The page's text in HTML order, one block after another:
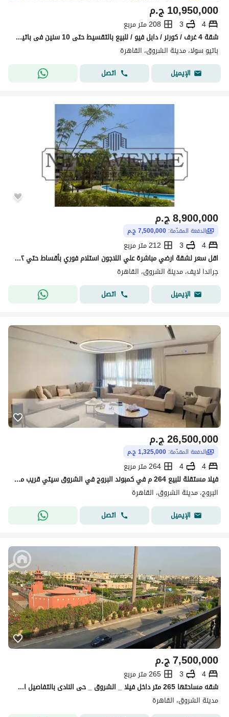
ج.م10,950,000
4
3
208 متر مربع
شقة 4 غرف / كورنر / دابل فيو / للبيع بالتقسيط حتى 10 سنين فى باتيو سولا _ الشروق _ القاهرة _ القاهره
باتيو سولا، مدينة الشروق، القاهرة
الإيميل
اتصل
ج.م8,900,000
الدفعة المقدّمة: 7,500,000 ج.م
4
3
212 متر مربع
اقل سعر لشقة ارضي مباشرة علي اللاجون استلام فوري بأقساط حتي ٢٠٣٢ للبيع في جراندا لايف Granda Life
جراندا لايف، مدينة الشروق، القاهرة
الإيميل
اتصل
ج.م26,500,000
الدفعة المقدّمة: 1,325,000 ج.م
4
4
264 متر مربع
فيلا مستقلة للبيع 264 م في كمبوند البروج في الشروق سيتي قريب من العاصمه الاداريه فيو دايركت علي لاند سكيب
البروج، مدينة الشروق، القاهرة
الإيميل
اتصل
ج.م7,500,000
4
3
265 متر مربع
شقه مساحتها 265 متر داخل فيلا _ الشروق _ حى النادى بالتفاصيل الاتيه :
مدينة الشروق، القاهرة